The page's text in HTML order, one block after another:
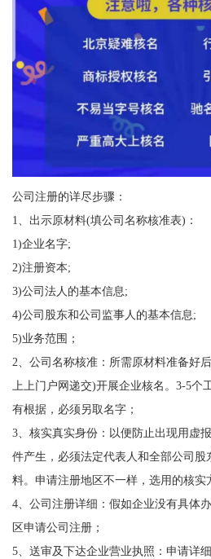
公司注册的详尽步骤：
1、出示原材料(填公司名称核准表)：
1)企业名字;
2)注册资本;
3)公司法人的基本信息;
4)公司股东和公司监事人的基本信息;
5)业务范围；
2、公司名称核准：所需原材料准备好
上上门户网递交)开展企业核名。3-5个
有根据，必须另取名字；
3、核实真实身份：以便防止出现用虚
件产生，必须法定代表人和全部公司
料。申请注册地区不一样，选用的核实
4、公司注册详细：假如企业没有具体
区申请公司注册；
5、送审及下达企业营业执照：申请详